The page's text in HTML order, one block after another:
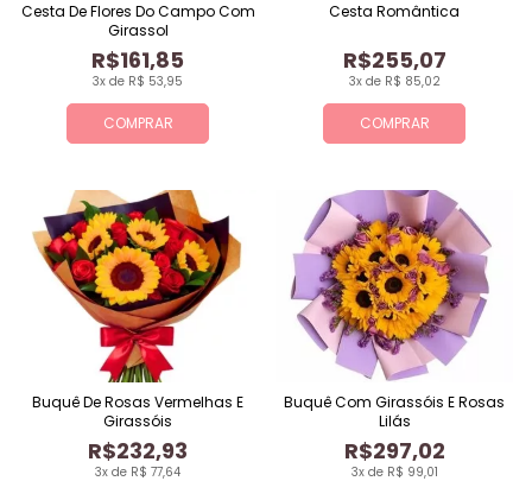
COMPRAR
3x de R$ 53,95
R$161,85
Cesta De Flores Do Campo Com
Girassol
COMPRAR
3x de R$ 85,02
R$255,07
Cesta Romântica
3x de R$ 77,64
R$232,93
Buquê De Rosas Vermelhas E
Girassóis
3x de R$ 99,01
R$297,02
Buquê Com Girassóis E Rosas
Lilás